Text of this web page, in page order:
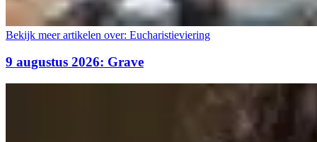
Bekijk meer artikelen over: Eucharistieviering
9 augustus 2026: Grave